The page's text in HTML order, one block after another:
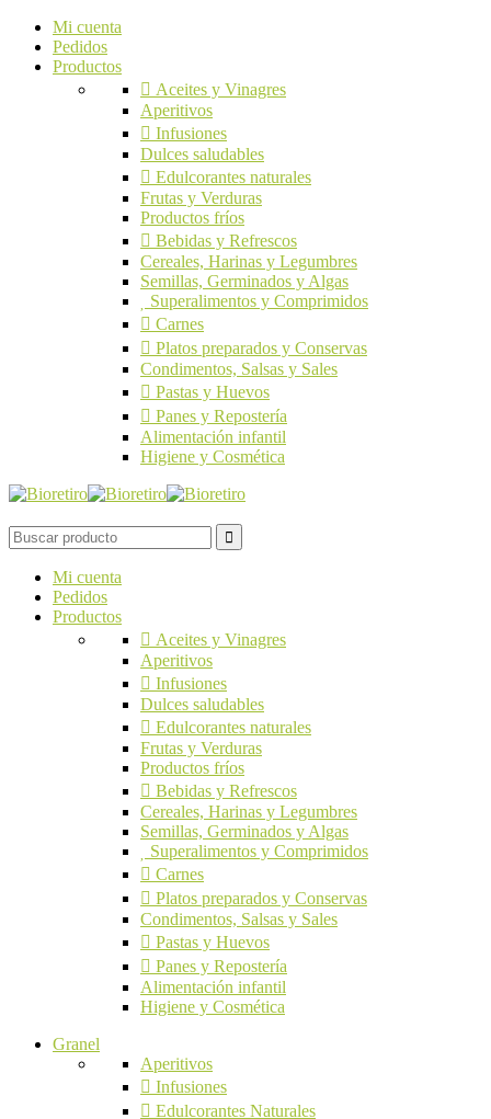
Mi cuenta
Pedidos
Productos
Aceites y Vinagres
Aperitivos
Infusiones
Dulces saludables
Edulcorantes naturales
Frutas y Verduras
Productos fríos
Bebidas y Refrescos
Cereales, Harinas y Legumbres
Semillas, Germinados y Algas
Superalimentos y Comprimidos
Carnes
Platos preparados y Conservas
Condimentos, Salsas y Sales
Pastas y Huevos
Panes y Repostería
Alimentación infantil
Higiene y Cosmética
Mi cuenta
Pedidos
Productos
Aceites y Vinagres
Aperitivos
Infusiones
Dulces saludables
Edulcorantes naturales
Frutas y Verduras
Productos fríos
Bebidas y Refrescos
Cereales, Harinas y Legumbres
Semillas, Germinados y Algas
Superalimentos y Comprimidos
Carnes
Platos preparados y Conservas
Condimentos, Salsas y Sales
Pastas y Huevos
Panes y Repostería
Alimentación infantil
Higiene y Cosmética
Granel
Aperitivos
Infusiones
Edulcorantes Naturales